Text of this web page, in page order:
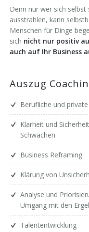
Denn nur wer sich
ausstrahlen, kann
Menschen für Dinge
sich nicht nur positiv
auch auf Ihr Business
Auszug
Berufliche und
Klarheit und
Schwächen
Business Reframing
Klärung von
Analyse und
Umgang mit den
Talententwicklung